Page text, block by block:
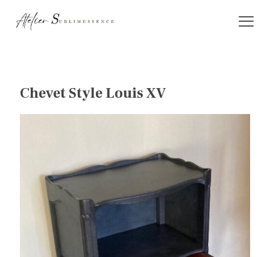
Chevet Style Louis XV